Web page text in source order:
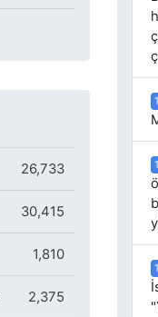
26,733
30,415
1,810
2,375